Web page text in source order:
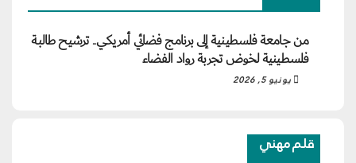
من جامعة فلسطينية إلى برنامج فضائي أمريكي.. ترشيح طالبة
فلسطينية لخوض تجربة رواد الفضاء
يونيو 5, 2026
قلم مهني